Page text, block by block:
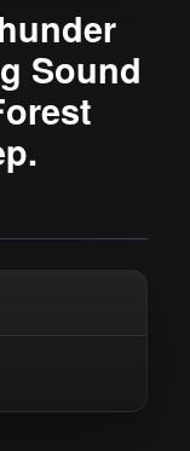
Sound